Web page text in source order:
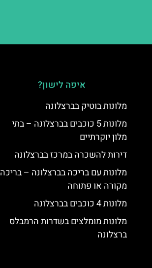
איפה לישון?
מלונות בוטיק בברצלונה
מלונות 5 כוכבים בברצלונה – בתי
מלון יוקרתיים
דירות להשכרה במרכז בברצלונה
מלונות עם בריכה בברצלונה – בריכה
מקורה או פתוחה
מלונות 4 כוכבים בברצלונה
מלונות מומלצים בשדרות הרמבלס
ברצלונה